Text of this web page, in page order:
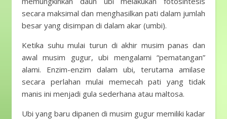
secara maksimal dan menghasilkan pati dalam jumlah
besar yang disimpan di dalam akar (umbi).
Ketika suhu mulai turun di akhir musim panas dan
awal musim gugur, ubi mengalami “pematangan”
alami. Enzim-enzim dalam ubi, terutama amilase
secara perlahan mulai memecah pati yang tidak
manis ini menjadi gula sederhana atau maltosa.
Ubi yang baru dipanen di musim gugur memiliki kadar